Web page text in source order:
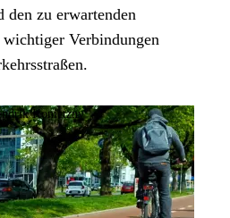
den zu erwartenden
Verbindungen
Konietzny